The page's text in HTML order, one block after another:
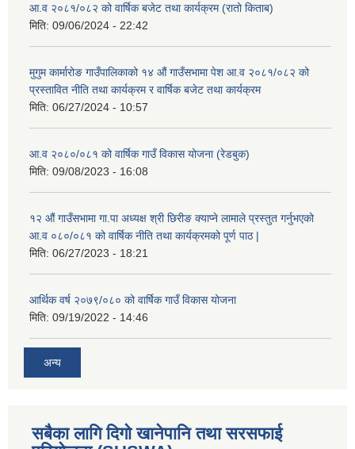
आ.व २०८१/०८२ को वार्षिक बजेट तथा कार्यक्रम (रातो किताब)
मिति: 09/06/2024 - 22:42
मुगुम कार्मारोङ गाउँपालिकाको १४ औं गाउँसभामा पेश आ.व २०८१/०८२ को
प्रस्तावित नीति तथा कार्यक्रम र वार्षिक बजेट तथा कार्यक्रम
मिति: 06/27/2024 - 10:57
आ.व २०८०/०८१ को वार्षिक गाउँ विकास योजना (रेडबुक)
मिति: 09/08/2023 - 16:08
१२ औं गाउँसभामा गा.पा अध्यक्ष श्री छिरीङ क्याप्ने लामाले प्रस्तुत गर्नुभएको
आ.व ०८०/०८१ को वार्षिक नीति तथा कार्यक्रमको पूर्ण पाठ |
मिति: 06/27/2023 - 18:21
आर्थिक वर्ष २०७९/०८० को वार्षिक गाउँ विकास योजना
मिति: 09/19/2022 - 14:46
अन्य
सबैका लागि दिगो खानेपानि तथा सरसफाई